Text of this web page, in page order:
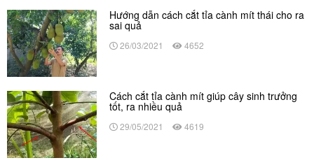
Hướng dẫn cách cắt tỉa cành mít thái cho ra
sai quả
26/03/2021 4652
Cách cắt tỉa cành mít giúp cây sinh trưởng
tốt, ra nhiều quả
29/05/2021 4619